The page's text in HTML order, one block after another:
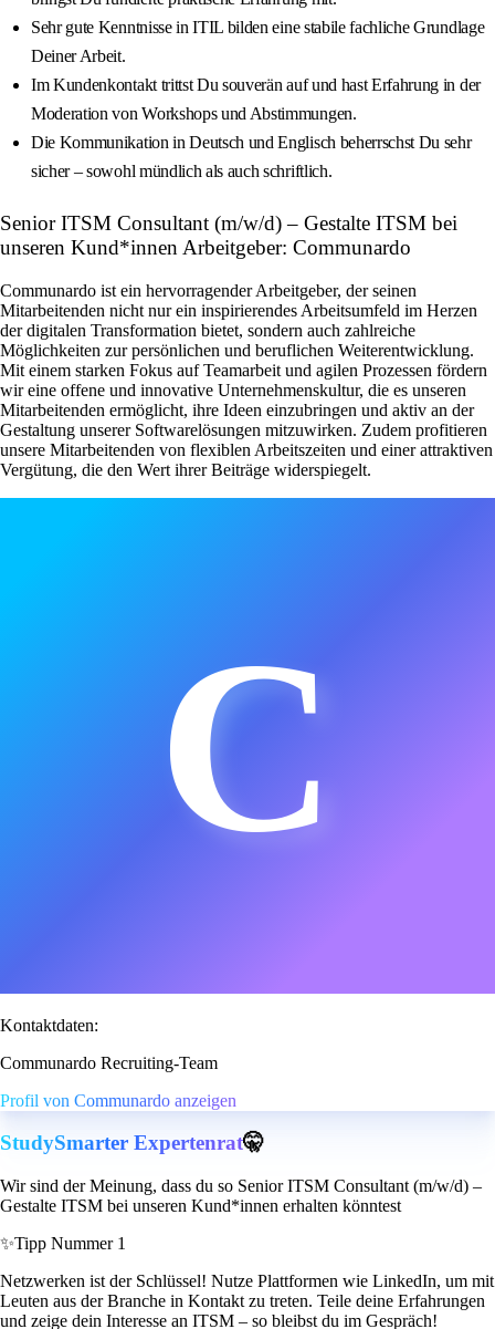
Sehr gute Kenntnisse in ITIL bilden eine stabile fachliche Grundlage
Deiner Arbeit.
Im Kundenkontakt trittst Du souverän auf und hast Erfahrung in der
Moderation von Workshops und Abstimmungen.
Die Kommunikation in Deutsch und Englisch beherrschst Du sehr
sicher – sowohl mündlich als auch schriftlich.
Senior ITSM Consultant (m/w/d) – Gestalte ITSM bei
unseren Kund*innen Arbeitgeber: Communardo
Communardo ist ein hervorragender Arbeitgeber, der seinen
Mitarbeitenden nicht nur ein inspirierendes Arbeitsumfeld im Herzen
der digitalen Transformation bietet, sondern auch zahlreiche
Möglichkeiten zur persönlichen und beruflichen Weiterentwicklung.
Mit einem starken Fokus auf Teamarbeit und agilen Prozessen fördern
wir eine offene und innovative Unternehmenskultur, die es unseren
Mitarbeitenden ermöglicht, ihre Ideen einzubringen und aktiv an der
Gestaltung unserer Softwarelösungen mitzuwirken. Zudem profitieren
unsere Mitarbeitenden von flexiblen Arbeitszeiten und einer attraktiven
Vergütung, die den Wert ihrer Beiträge widerspiegelt.
C
Kontaktdaten:
Communardo Recruiting-Team
Profil von Communardo anzeigen
StudySmarter Expertenrat🤫
Wir sind der Meinung, dass du so Senior ITSM Consultant (m/w/d) –
Gestalte ITSM bei unseren Kund*innen erhalten könntest
✨Tipp Nummer 1
Netzwerken ist der Schlüssel! Nutze Plattformen wie LinkedIn, um mit
Leuten aus der Branche in Kontakt zu treten. Teile deine Erfahrungen
und zeige dein Interesse an ITSM – so bleibst du im Gespräch!